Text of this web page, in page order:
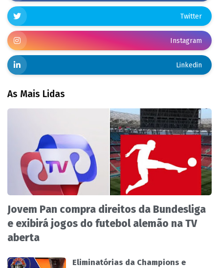
Twitter
Instagram
Linkedin
As Mais Lidas
Jovem Pan compra direitos da Bundesliga
e exibirá jogos do futebol alemão na TV
aberta
Eliminatórias da Champions e